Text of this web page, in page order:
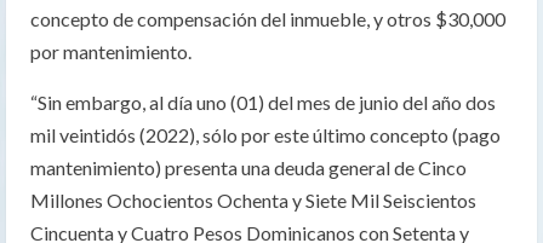
concepto de compensación del inmueble, y otros $30,000
por mantenimiento.
“Sin embargo, al día uno (01) del mes de junio del año dos
mil veintidós (2022), sólo por este último concepto (pago
mantenimiento) presenta una deuda general de Cinco
Millones Ochocientos Ochenta y Siete Mil Seiscientos
Cincuenta y Cuatro Pesos Dominicanos con Setenta y